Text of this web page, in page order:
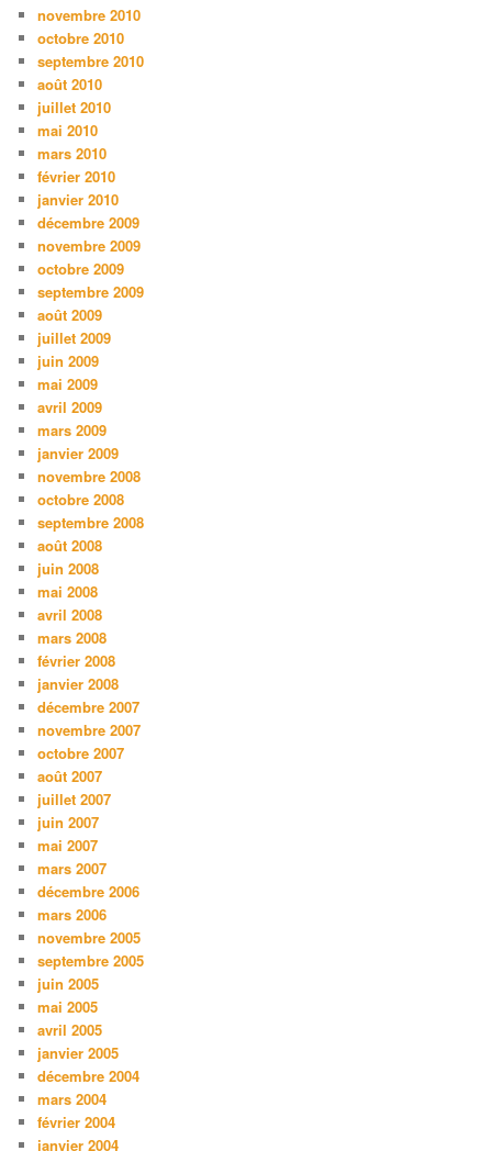
novembre 2010
octobre 2010
septembre 2010
août 2010
juillet 2010
mai 2010
mars 2010
février 2010
janvier 2010
décembre 2009
novembre 2009
octobre 2009
septembre 2009
août 2009
juillet 2009
juin 2009
mai 2009
avril 2009
mars 2009
janvier 2009
novembre 2008
octobre 2008
septembre 2008
août 2008
juin 2008
mai 2008
avril 2008
mars 2008
février 2008
janvier 2008
décembre 2007
novembre 2007
octobre 2007
août 2007
juillet 2007
juin 2007
mai 2007
mars 2007
décembre 2006
mars 2006
novembre 2005
septembre 2005
juin 2005
mai 2005
avril 2005
janvier 2005
décembre 2004
mars 2004
février 2004
janvier 2004